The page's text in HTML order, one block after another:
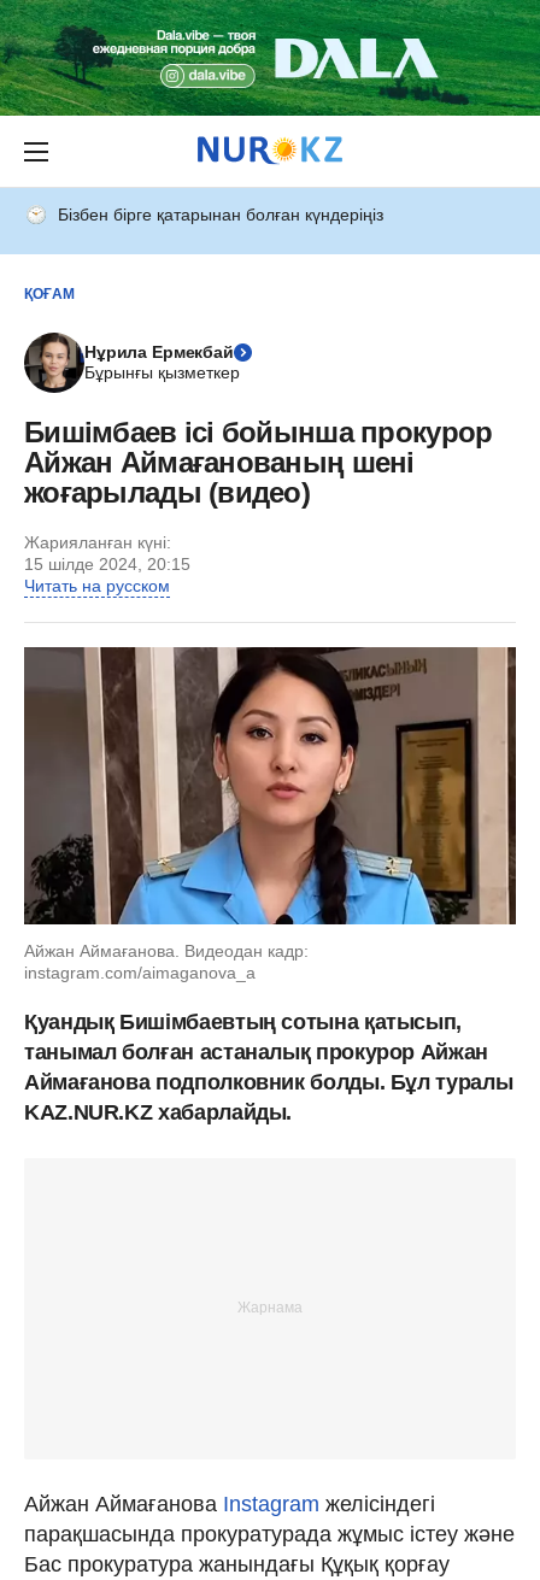
Бізбен бірге қатарынан болған күндеріңіз
ҚОҒАМ
Нұрила Ермекбай
Бұрынғы қызметкер
Бишімбаев ісі бойынша прокурор
Айжан Аймағанованың шені
жоғарылады (видео)
Жарияланған күні:
15 шілде 2024, 20:15
Читать на русском
Айжан Аймағанова. Видеодан кадр:
instagram.com/aimaganova_a
Қуандық Бишімбаевтың сотына қатысып,
танымал болған астаналық прокурор Айжан
Аймағанова подполковник болды. Бұл туралы
KAZ.NUR.KZ хабарлайды.
Айжан Аймағанова Instagram желісіндегі
парақшасында прокуратурада жұмыс істеу және
Бас прокуратура жанындағы Құқық қорғау